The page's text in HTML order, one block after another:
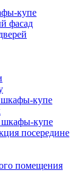
купе
фасад
купе
купе
посередине
помещения